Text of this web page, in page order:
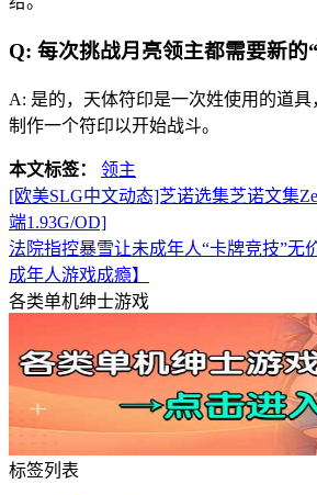
Q: 每次挑战月亮领主都需要新的
A: 是的，天体符印是一次姓使用的道
制作一个符印以开始战斗。
本文标签：
领主
[欧美SLG中文动态]芝诺选集芝诺文集
端1.93G/OD]
法院指控暴雪让未成年人“卡牌竞技”无
成年人游戏成瘾】
各类单机绅士游戏
标签列表